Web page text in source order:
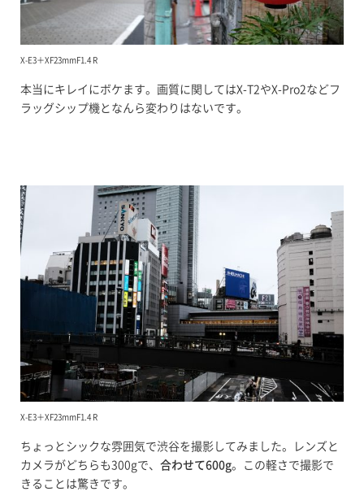
X-E3＋XF23mmF1.4 R
本当にキレイにボケます。画質に関してはX-T2やX-Pro2などフ
ラッグシップ機となんら変わりはないです。
X-E3＋XF23mmF1.4 R
ちょっとシックな雰囲気で渋谷を撮影してみました。レンズと
カメラがどちらも300gで、 合わせて600g。この軽さで撮影で
きることは驚きです。